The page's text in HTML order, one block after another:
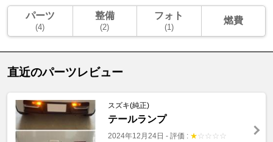
パーツ
(4)
整備
(2)
フォト
(1)
燃費
直近のパーツレビュー
スズキ(純正)
テールランプ
2024年12月24日 - 評価 : ★ ☆ ☆ ☆ ☆